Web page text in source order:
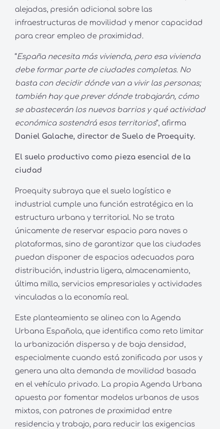
alejadas, presión adicional sobre las
infraestructuras de movilidad y menor capacidad
para crear empleo de proximidad.
“España necesita más vivienda, pero esa vivienda
debe formar parte de ciudades completas. No
basta con decidir dónde van a vivir las personas;
también hay que prever dónde trabajarán, cómo
se abastecerán los nuevos barrios y qué actividad
económica sostendrá esos territorios”, afirma
Daniel Galache, director de Suelo de Proequity.
El suelo productivo como pieza esencial de la
ciudad
Proequity subraya que el suelo logístico e
industrial cumple una función estratégica en la
estructura urbana y territorial. No se trata
únicamente de reservar espacio para naves o
plataformas, sino de garantizar que las ciudades
puedan disponer de espacios adecuados para
distribución, industria ligera, almacenamiento,
última milla, servicios empresariales y actividades
vinculadas a la economía real.
Este planteamiento se alinea con la Agenda
Urbana Española, que identifica como reto limitar
la urbanización dispersa y de baja densidad,
especialmente cuando está zonificada por usos y
genera una alta demanda de movilidad basada
en el vehículo privado. La propia Agenda Urbana
apuesta por fomentar modelos urbanos de usos
mixtos, con patrones de proximidad entre
residencia y trabajo, para reducir las exigencias